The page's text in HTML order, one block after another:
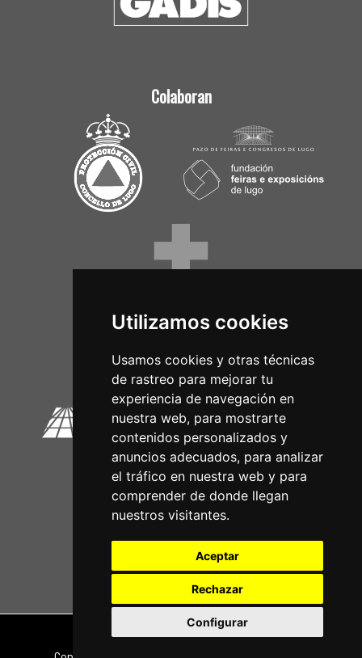
Utilizamos cookies
Usamos cookies y otras técnicas
de rastreo para mejorar tu
experiencia de navegación en
nuestra web, para mostrarte
contenidos personalizados y
anuncios adecuados, para analizar
el tráfico en nuestra web y para
comprender de donde llegan
nuestros visitantes.
Aceptar
Rechazar
Configurar
Colaboran
Circuitos Oficiais
Nota legal|Política de privacidade